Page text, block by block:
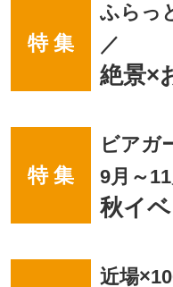
特 集
ふらっ
／
絶景×
特 集
ビアガ
9月～
秋イ
近場